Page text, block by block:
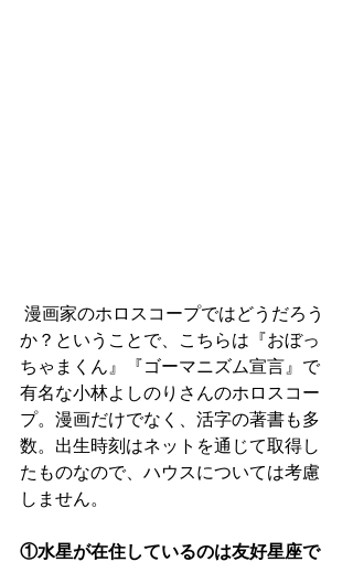
か？ということで、こちらは『おぼっ
ちゃまくん』『ゴーマニズム宣言』で
有名な小林よしのりさんのホロスコー
プ。漫画だけでなく、活字の著書も多
数。出生時刻はネットを通じて取得し
たものなので、ハウスについては考慮
しません。
①水星が在住しているのは友好星座で